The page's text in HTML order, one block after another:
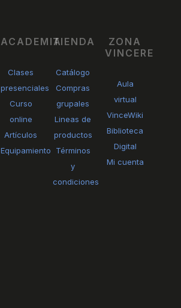
ACADEMIA
Clases
presenciales
Curso
online
Artículos
Equipamiento
TIENDA
Catálogo
Compras
grupales
Lineas de
productos
Términos
y
condiciones
ZONA
VINCERE
Aula
virtual
VinceWiki
Biblioteca
Digital
Mi cuenta